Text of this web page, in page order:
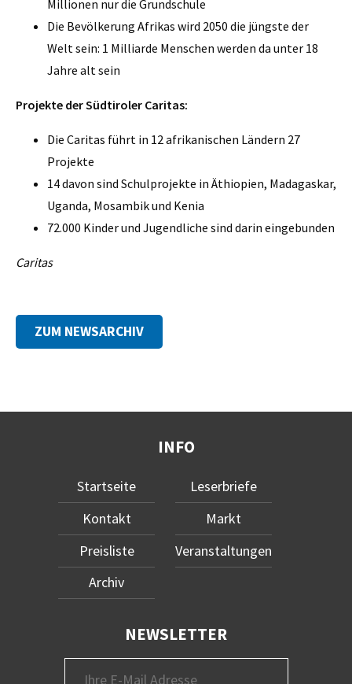
Millionen nur die Grundschule
Die Bevölkerung Afrikas wird 2050 die jüngste der
Welt sein: 1 Milliarde Menschen werden da unter 18
Jahre alt sein
Projekte der Südtiroler Caritas:
Die Caritas führt in 12 afrikanischen Ländern 27
Projekte
14 davon sind Schulprojekte in Äthiopien, Madagaskar,
Uganda, Mosambik und Kenia
72.000 Kinder und Jugendliche sind darin eingebunden
Caritas
ZUM NEWSARCHIV
INFO
Startseite
Kontakt
Preisliste
Archiv
Leserbriefe
Markt
Veranstaltungen
NEWSLETTER